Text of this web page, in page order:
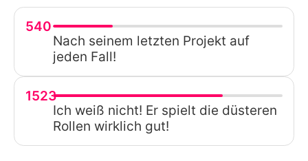
540
Nach seinem letzten Projekt auf
jeden Fall!
1523
Ich weiß nicht! Er spielt die düsteren
Rollen wirklich gut!